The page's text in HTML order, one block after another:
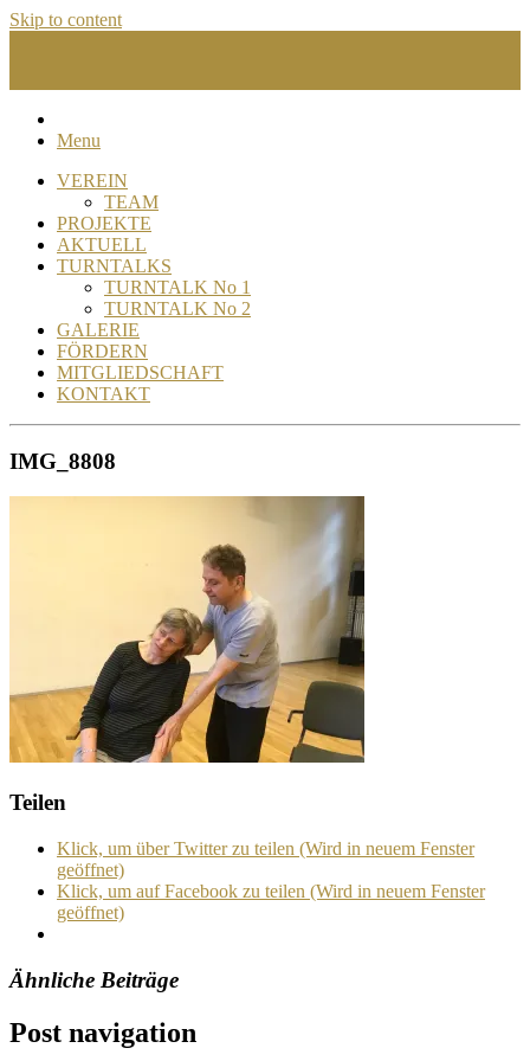
Skip to content
Menu
VEREIN
TEAM
PROJEKTE
AKTUELL
TURNTALKS
TURNTALK No 1
TURNTALK No 2
GALERIE
FÖRDERN
MITGLIEDSCHAFT
KONTAKT
IMG_8808
Teilen
Klick, um über Twitter zu teilen (Wird in neuem Fenster
geöffnet)
Klick, um auf Facebook zu teilen (Wird in neuem Fenster
geöffnet)
Ähnliche Beiträge
Post navigation